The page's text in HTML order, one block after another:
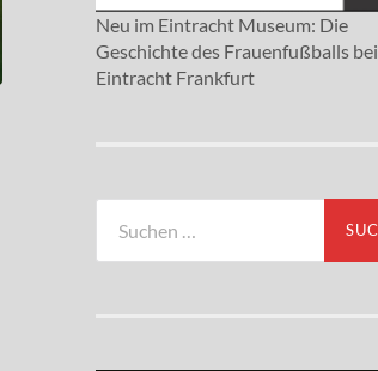
Neu im Eintracht Museum: Die
Geschichte des Frauenfußballs bei
Eintracht Frankfurt
nach: